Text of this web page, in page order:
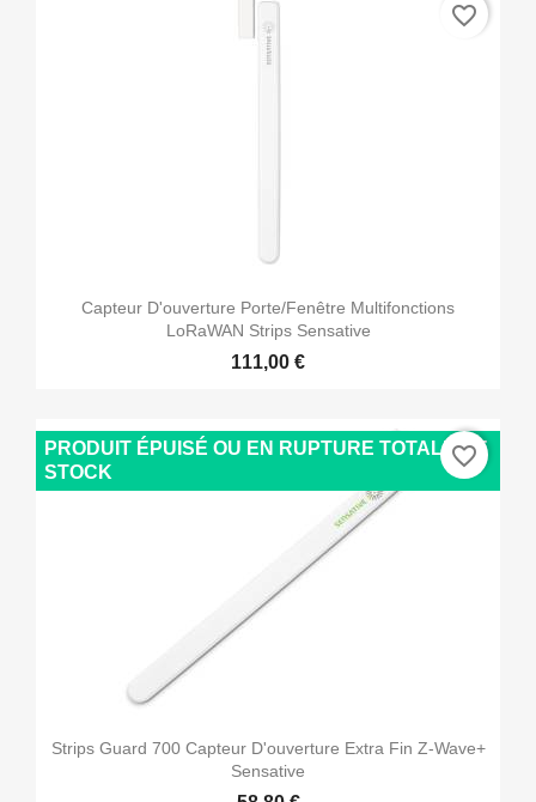
Capteur D'ouverture Porte/fenêtre Multifonctions
LoRaWAN Strips Sensative
111,00 €
favorite_border
Strips Guard 700 Capteur D'ouverture Extra Fin Z-Wave+
Sensative
PRODUIT ÉPUISÉ OU EN RUPTURE TOTALE DE
STOCK
favorite_border